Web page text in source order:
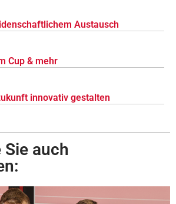
Austausch
Cup & mehr
innovativ gestalten
Sie auch